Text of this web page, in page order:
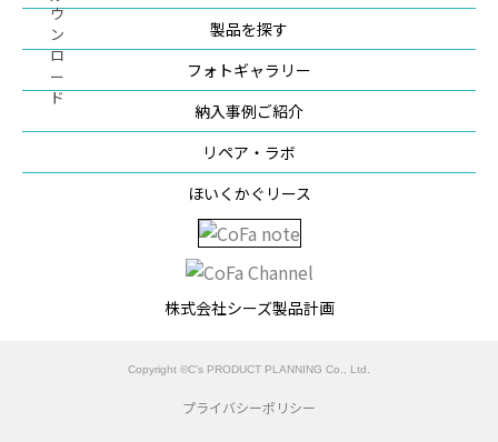
製品を探す
フォトギャラリー
納入事例ご紹介
リペア・ラボ
ほいくかぐリース
株式会社シーズ製品計画
Copyright ©C’s PRODUCT PLANNING Co., Ltd.
プライバシーポリシー